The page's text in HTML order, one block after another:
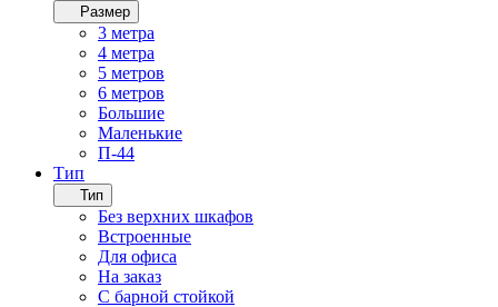
Размер
3 метра
4 метра
5 метров
6 метров
Большие
Маленькие
П-44
Тип
Тип
Без верхних шкафов
Встроенные
Для офиса
На заказ
С барной стойкой